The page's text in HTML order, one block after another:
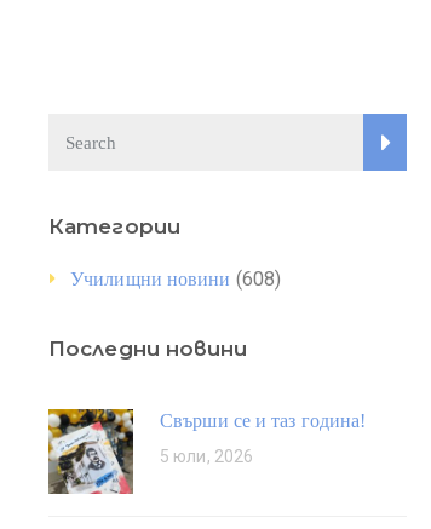
Категории
Училищни новини (608)
Последни новини
Свърши се и таз година!
5 юли, 2026